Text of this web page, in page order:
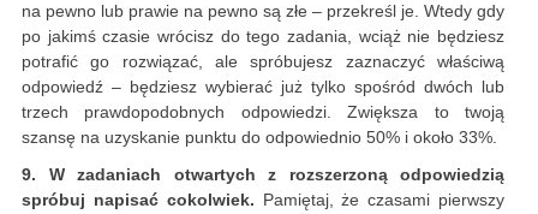
na pewno lub prawie na pewno są złe – przekreśl je. Wtedy gdy
po jakimś czasie wrócisz do tego zadania, wciąż nie będziesz
potrafić go rozwiązać, ale spróbujesz zaznaczyć właściwą
odpowiedź – będziesz wybierać już tylko spośród dwóch lub
trzech prawdopodobnych odpowiedzi. Zwiększa to twoją
szansę na uzyskanie punktu do odpowiednio 50% i około 33%.
9. W zadaniach otwartych z rozszerzoną odpowiedzią
spróbuj napisać cokolwiek. Pamiętaj, że czasami pierwszy